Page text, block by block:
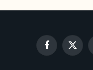
FacebookX
(Twitter)